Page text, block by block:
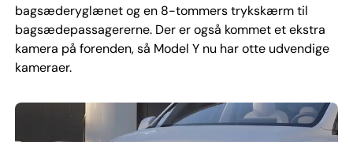
bagsæderyglænet og en 8-tommers trykskærm til
bagsædepassagererne. Der er også kommet et ekstra
kamera på forenden, så Model Y nu har otte udvendige
kameraer.